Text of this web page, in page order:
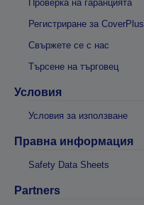
Проверка на гаранцията
Регистриране за CoverPlus
Свържете се с нас
Търсене на търговец
Условия
Условия за използване
Правна информация
Safety Data Sheets
Partners